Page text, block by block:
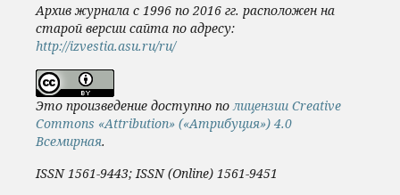
Архив журнала с 1996 по 2016 гг. расположен на
старой версии сайта по адресу:
http://izvestia.asu.ru/ru/
Это произведение доступно по лицензии Creative
Commons «Attribution» («Атрибуция») 4.0
Всемирная.
ISSN 1561-9443; ISSN (Online) 1561-9451